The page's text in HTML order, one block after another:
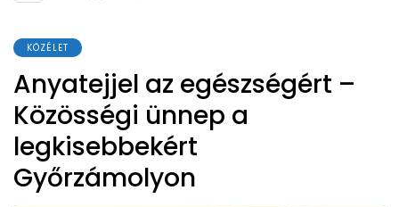
KÖZÉLET
Anyatejjel az egészségért –
Közösségi ünnep a
legkisebbekért
Győrzámolyon